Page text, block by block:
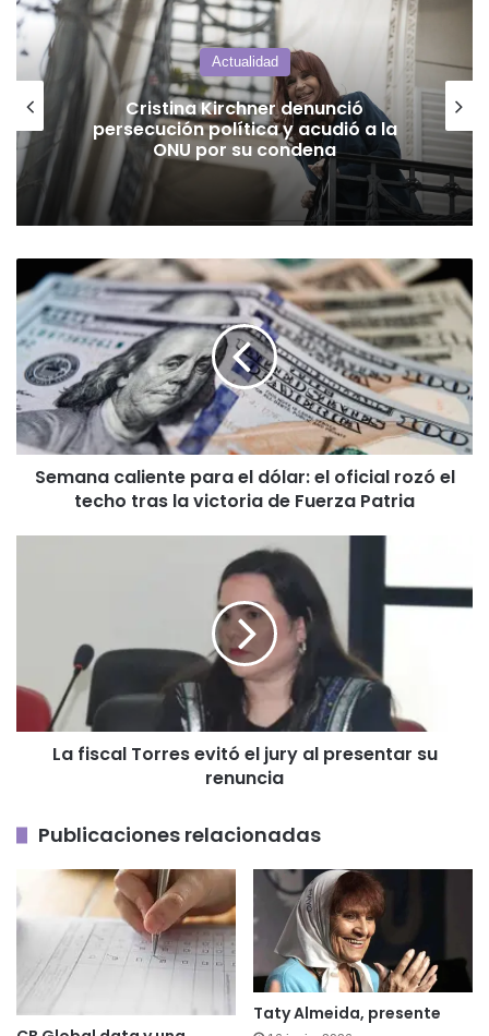
Actualidad
Cristina Kirchner denunció
persecución política y acudió a la
ONU por su condena
Semana
caliente
para
el
dólar:
el
oficial
rozó
el
techoSemana caliente para el dólar: el oficial rozó el
techo tras la victoria de Fuerza Patria
al
presentar
su
renunciaLa fiscal Torres evitó el jury al presentar su
renuncia
Publicaciones relacionadas
Taty Almeida, presente